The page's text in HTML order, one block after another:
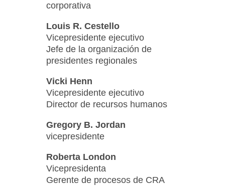
corporativa
Louis R. Cestello
Vicepresidente ejecutivo
Jefe de la organización de
presidentes regionales
Vicki Henn
Vicepresidente ejecutivo
Director de recursos humanos
Gregory B. Jordan
vicepresidente
Roberta London
Vicepresidenta
Gerente de procesos de CRA